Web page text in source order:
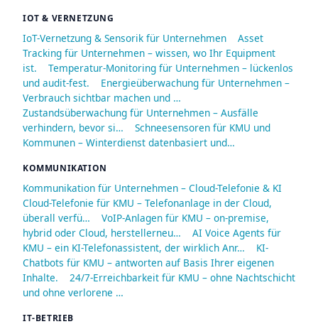
IOT & VERNETZUNG
IoT-Vernetzung & Sensorik für Unternehmen
Asset
Tracking für Unternehmen – wissen, wo Ihr Equipment
ist.
Temperatur-Monitoring für Unternehmen – lückenlos
und audit-fest.
Energieüberwachung für Unternehmen –
Verbrauch sichtbar machen und …
Zustandsüberwachung für Unternehmen – Ausfälle
verhindern, bevor si…
Schneesensoren für KMU und
Kommunen – Winterdienst datenbasiert und…
KOMMUNIKATION
Kommunikation für Unternehmen – Cloud-Telefonie & KI
Cloud-Telefonie für KMU – Telefonanlage in der Cloud,
überall verfü…
VoIP-Anlagen für KMU – on-premise,
hybrid oder Cloud, herstellerneu…
AI Voice Agents für
KMU – ein KI-Telefonassistent, der wirklich Anr…
KI-
Chatbots für KMU – antworten auf Basis Ihrer eigenen
Inhalte.
24/7-Erreichbarkeit für KMU – ohne Nachtschicht
und ohne verlorene …
IT-BETRIEB